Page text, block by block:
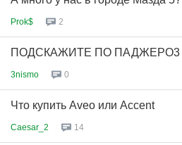
Prok$ 2
ПОДСКАЖИТЕ ПО ПАДЖЕРО3
3nismo 0
Что купить Aveo или Accent
Caesar_2 14